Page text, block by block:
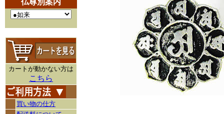
仏尊別案内
カートが動かない方は
こちら
買い物の仕方